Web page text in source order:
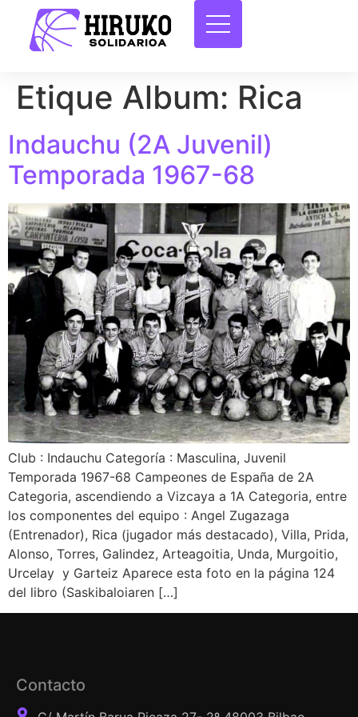
Etique Album: Rica
Indauchu (2A Juvenil)
Temporada 1967-68
Club : Indauchu Categoría : Masculina, Juvenil
Temporada 1967-68 Campeones de España de 2A
Categoria, ascendiendo a Vizcaya a 1A Categoria, entre
los componentes del equipo : Angel Zugazaga
(Entrenador), Rica (jugador más destacado), Villa, Prida,
Alonso, Torres, Galindez, Arteagoitia, Unda, Murgoitio,
Urcelay y Garteiz Aparece esta foto en la página 124
del libro (Saskibaloiaren […]
Contacto